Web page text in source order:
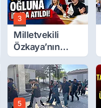
3
Milletvekili
Özkaya’nın
Oğluna İftira
Atıldı
5